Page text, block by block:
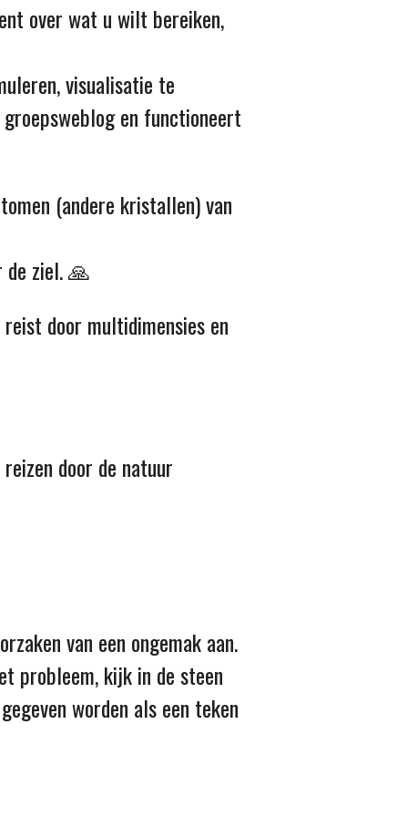
over wat u wilt bereiken,
visualisatie te
en functioneert
(andere kristallen) van
de ziel. 🙏
door multidimensies en
door de natuur
van een ongemak aan.
probleem, kijk in de steen
worden als een teken